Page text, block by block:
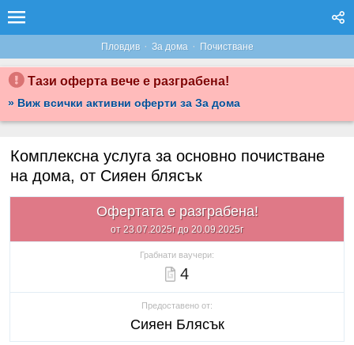
Пловдив · За дома · Почистване
Тази оферта вече е разграбена!
» Виж всички активни оферти за За дома
Комплексна услуга за основно почистване
на дома, от Сияен блясък
Офертата е разграбена!
от 23.07.2025г до 20.09.2025г
Грабнати ваучери:
4
Предоставено от:
Сияен Блясък